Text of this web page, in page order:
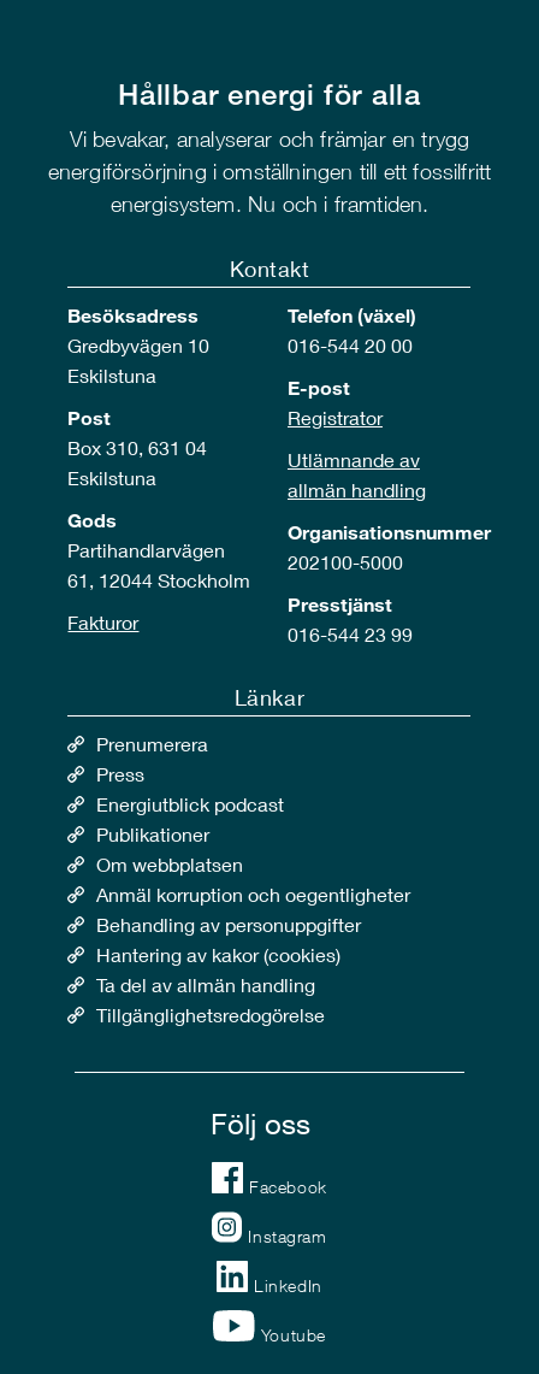
Hållbar energi för alla
Vi bevakar, analyserar och främjar en trygg
energiförsörjning i omställningen till ett fossilfritt
energisystem. Nu och i framtiden.
Kontakt
Besöksadress
Gredbyvägen 10
Eskilstuna
Post
Box 310, 631 04
Eskilstuna
Gods
Partihandlarvägen
61, 12044 Stockholm
Fakturor
Telefon (växel)
016-544 20 00
E-post
Registrator
Utlämnande av
allmän handling
Organisationsnummer
202100-5000
Presstjänst
016-544 23 99
Länkar
Prenumerera
Press
Energiutblick podcast
Publikationer
Om webbplatsen
Anmäl korruption och oegentligheter
Behandling av personuppgifter
Hantering av kakor (cookies)
Ta del av allmän handling
Tillgänglighetsredogörelse
Följ oss
Facebook
Instagram
LinkedIn
Youtube